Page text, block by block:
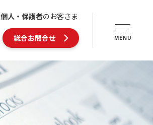
個人・保護者のお客さま
総合お問合せ